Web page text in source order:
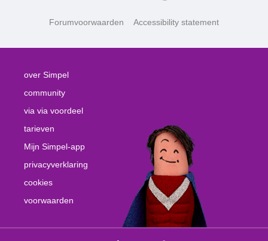
Forumvoorwaarden Accessibility statement
over Simpel
community
via via voordeel
tarieven
Mijn Simpel-app
privacyverklaring
cookies
voorwaarden